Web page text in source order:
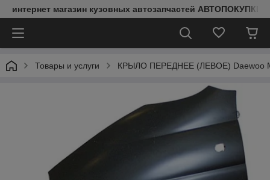
интернет магазин кузовных автозапчастей АВТОПОКУПКИ
Товары и услуги КРЫЛО ПЕРЕДНЕЕ (ЛЕВОЕ) Daewoo